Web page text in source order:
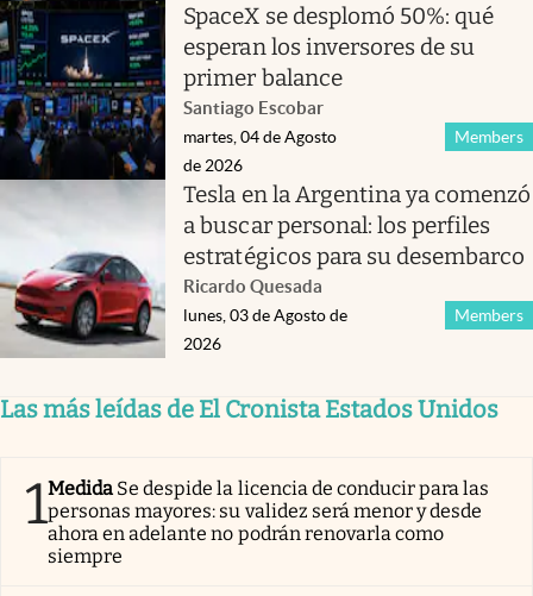
SpaceX se desplomó 50%: qué
esperan los inversores de su
primer balance
Santiago Escobar
Members
martes, 04 de Agosto
de 2026
Tesla en la Argentina ya comenzó
a buscar personal: los perfiles
estratégicos para su desembarco
Ricardo Quesada
Members
lunes, 03 de Agosto de
2026
Las más leídas de El Cronista Estados Unidos
1Medida Se despide la licencia de conducir para las
personas mayores: su validez será menor y desde
ahora en adelante no podrán renovarla como
siempre